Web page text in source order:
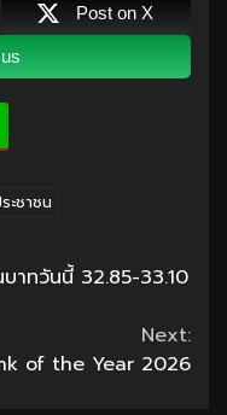
Post on X
ะชาชน
าทวันนี้ 32.85-33.10
Next:
of the Year 2026